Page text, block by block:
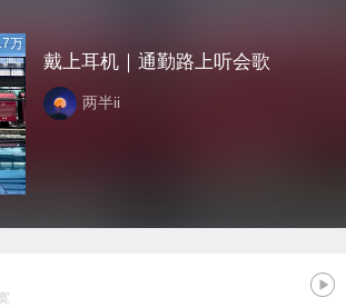
万
戴上耳机｜通勤路上听会歌
两半ii